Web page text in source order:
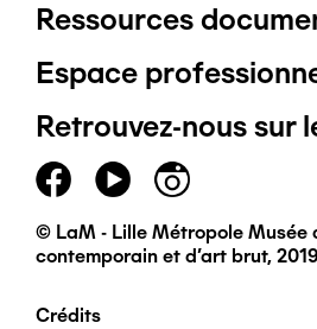
Pied
de
page
principal
Ressources
Espace
Retrouvez-nous sur
© LaM - Lille Métropole Musée
contemporain et d'art brut, 2019
Crédits